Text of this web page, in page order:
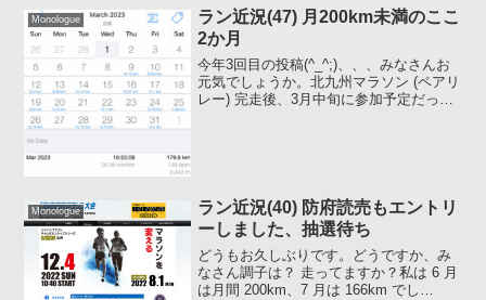
Monologue
ラン近況(47) 月200km未満のここ
2か月
今年3回目の投稿(^_^;)、、、みなさんお
元気でしょうか。北九州マラソン (ペアリ
レー) 完走後、3月中旬に参加予定だった
Monologue
ラン近況(40) 防府読売もエントリ
ーしました、抽選待ち
どうもお久しぶりです。どうですか、み
なさん調子は？ 走ってますか？私は 6 月
は月間 200km、7 月は 166km でし